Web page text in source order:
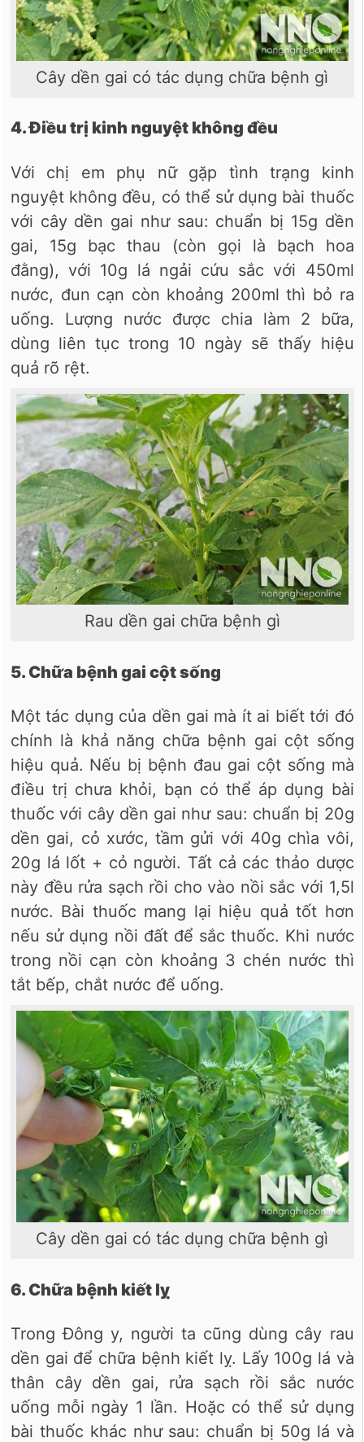
Cây dền gai có tác dụng chữa bệnh gì
4. Điều trị kinh nguyệt không đều
Với chị em phụ nữ gặp tình trạng kinh
nguyệt không đều, có thể sử dụng bài thuốc
với cây dền gai như sau: chuẩn bị 15g dền
gai, 15g bạc thau (còn gọi là bạch hoa
đằng), với 10g lá ngải cứu sắc với 450ml
nước, đun cạn còn khoảng 200ml thì bỏ ra
uống. Lượng nước được chia làm 2 bữa,
dùng liên tục trong 10 ngày sẽ thấy hiệu
quả rõ rệt.
Rau dền gai chữa bệnh gì
5. Chữa bệnh gai cột sống
Một tác dụng của dền gai mà ít ai biết tới đó
chính là khả năng chữa bệnh gai cột sống
hiệu quả. Nếu bị bệnh đau gai cột sống mà
điều trị chưa khỏi, bạn có thể áp dụng bài
thuốc với cây dền gai như sau: chuẩn bị 20g
dền gai, cỏ xước, tầm gửi với 40g chìa vôi,
20g lá lốt + cỏ người. Tất cả các thảo dược
này đều rửa sạch rồi cho vào nồi sắc với 1,5l
nước. Bài thuốc mang lại hiệu quả tốt hơn
nếu sử dụng nồi đất để sắc thuốc. Khi nước
trong nồi cạn còn khoảng 3 chén nước thì
tắt bếp, chắt nước để uống.
Cây dền gai có tác dụng chữa bệnh gì
6. Chữa bệnh kiết lỵ
Trong Đông y, người ta cũng dùng cây rau
dền gai để chữa bệnh kiết lỵ. Lấy 100g lá và
thân cây dền gai, rửa sạch rồi sắc nước
uống mỗi ngày 1 lần. Hoặc có thể sử dụng
bài thuốc khác như sau: chuẩn bị 50g lá và